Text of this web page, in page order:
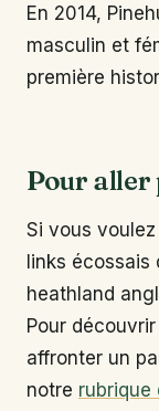
En 2014,
masculin et
première
Pour aller
Si vous
links écossais
heathland
Pour
affronter un
notre rubrique